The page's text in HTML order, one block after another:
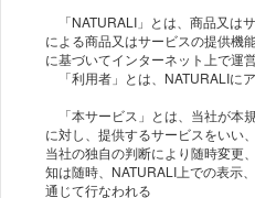
「NATURALI」とは、商品又は
による商品又はサービスの提供機
に基づいてインターネット上で運
「利用者」とは、NATURALIに
「本サービス」とは、当社が本
に対し、提供するサービスをいい
当社の独自の判断により随時変更
知は随時、NATURALI上での表示
通じて行なわれる